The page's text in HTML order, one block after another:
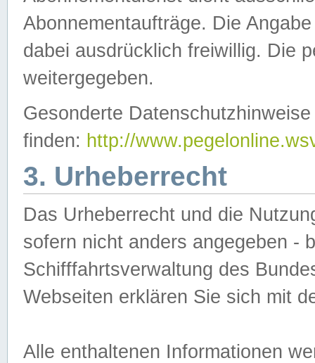
Abonnementaufträge. Die
dabei ausdrücklich freiwillig. Die
weitergegeben.
Gesonderte
finden: http://
3. Urheberrecht
Das Urheberrecht und die
sofern nicht anders angegeben -
Schifffahrtsverwaltung des
Webseiten erklären Sie sich mit
Alle enthaltenen Informationen